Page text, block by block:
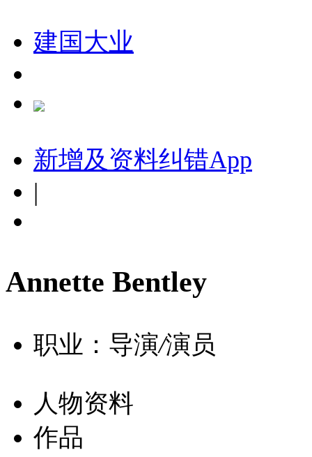
建国大业
新增及资料纠错App
|
Annette Bentley
职业：导演/演员
人物资料
作品